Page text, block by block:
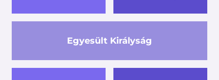
Egyesült Királyság